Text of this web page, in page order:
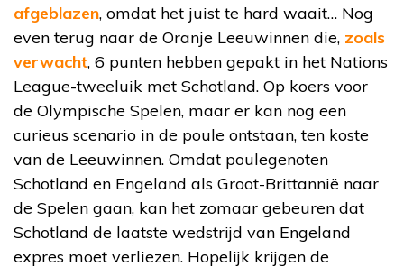
afgeblazen, omdat het juist te hard waait… Nog
even terug naar de Oranje Leeuwinnen die, zoals
verwacht, 6 punten hebben gepakt in het Nations
League-tweeluik met Schotland. Op koers voor
de Olympische Spelen, maar er kan nog een
curieus scenario in de poule ontstaan, ten koste
van de Leeuwinnen. Omdat poulegenoten
Schotland en Engeland als Groot-Brittannië naar
de Spelen gaan, kan het zomaar gebeuren dat
Schotland de laatste wedstrijd van Engeland
expres moet verliezen. Hopelijk krijgen de